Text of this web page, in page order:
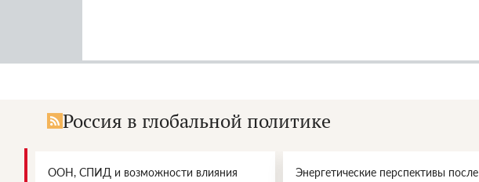
Россия в глобальной политике
ООН, СПИД и возможности влияния
Энергетические перспективы после